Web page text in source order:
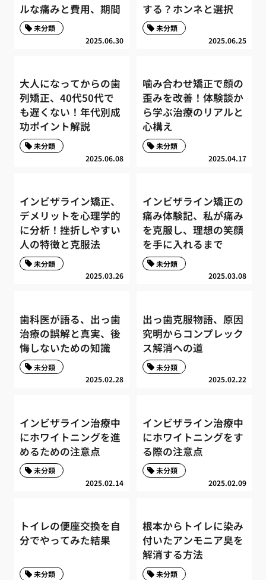
ルな痛みと費用、期間
2025.06.30
未分類
する？ホンネと選択
2025.06.25
未分類
大人になってからの歯
列矯正、40代50代で
も遅くない！年代別成
功ポイント解説
2025.06.08
未分類
噛み合わせ矯正で顔の
歪みを改善！体験談か
ら学ぶ治療のリアルと
心構え
2025.04.17
未分類
インビザライン矯正、
デメリットを心理学的
に分析！挫折しやすい
人の特徴と克服法
2025.03.26
未分類
インビザライン矯正の
痛み体験記、私が痛み
を克服し、理想の笑顔
を手に入れるまで
2025.03.08
未分類
歯科医が語る、出っ歯
治療の誤解と真実、後
悔しないための知識
2025.02.28
未分類
出っ歯克服物語、原因
究明からコンプレック
ス解消への道
2025.02.22
未分類
インビザライン治療中
にホワイトニングを進
めるための注意点
2025.02.14
未分類
インビザライン治療中
にホワイトニングをす
る際の注意点
2025.02.09
未分類
トイレの便座交換を自
分でやってみた結果
未分類
根本からトイレに染み
付いたアンモニア臭を
解消する方法
未分類